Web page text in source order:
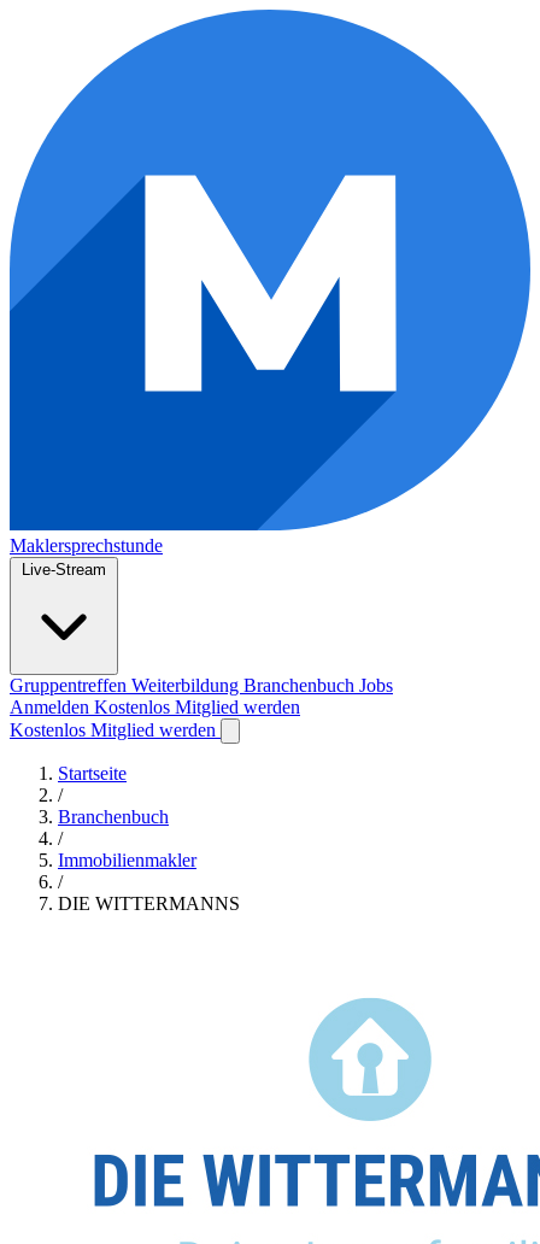
Maklersprechstunde
Live-Stream
Gruppentreffen Weiterbildung Branchenbuch Jobs
Anmelden Kostenlos Mitglied werden
Kostenlos Mitglied werden
Startseite
/
Branchenbuch
/
Immobilienmakler
/
DIE WITTERMANNS